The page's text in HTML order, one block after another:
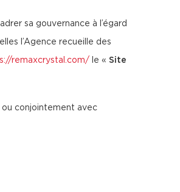
sa gouvernance à l’égard
l’Agence recueille des
remaxcrystal.com/ le « Site
ou conjointement avec